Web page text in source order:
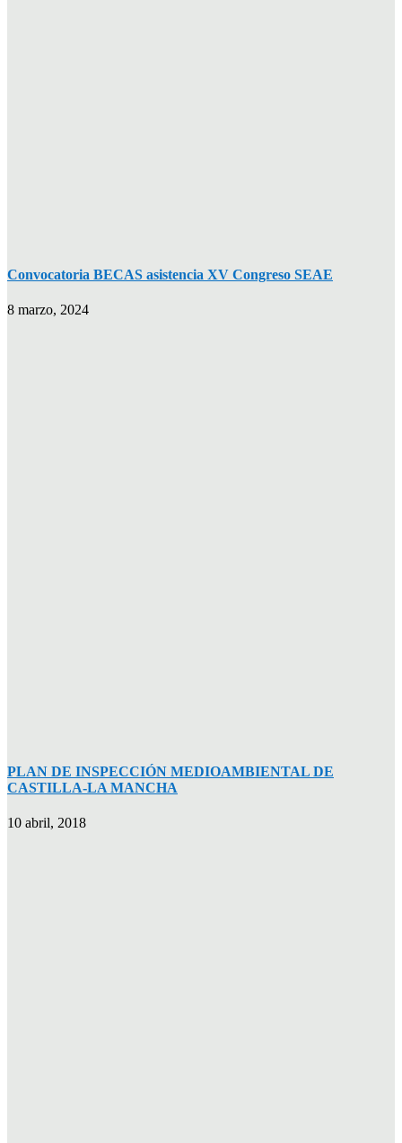
Convocatoria BECAS asistencia XV Congreso SEAE
8 marzo, 2024
PLAN DE INSPECCIÓN MEDIOAMBIENTAL DE
CASTILLA-LA MANCHA
10 abril, 2018